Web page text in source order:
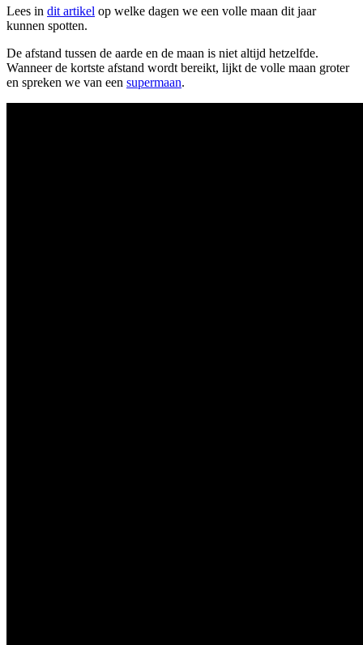
Lees in dit artikel op welke dagen we een volle maan dit jaar
kunnen spotten.
De afstand tussen de aarde en de maan is niet altijd hetzelfde.
Wanneer de kortste afstand wordt bereikt, lijkt de volle maan groter
en spreken we van een supermaan.